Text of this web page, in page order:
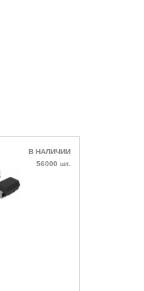
В НАЛИЧИИ
56000 шт.